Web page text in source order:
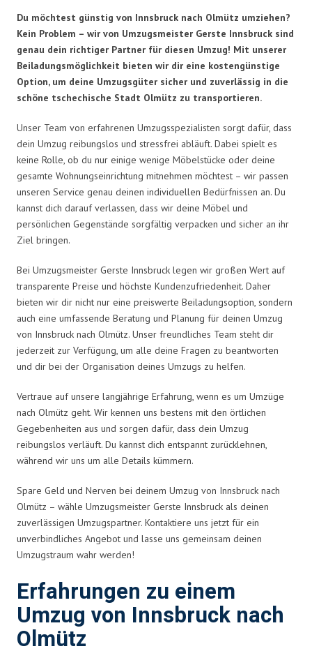
Du möchtest günstig von Innsbruck nach Olmütz umziehen?
Kein Problem – wir von Umzugsmeister Gerste Innsbruck sind
genau dein richtiger Partner für diesen Umzug! Mit unserer
Beiladungsmöglichkeit bieten wir dir eine kostengünstige
Option, um deine Umzugsgüter sicher und zuverlässig in die
schöne tschechische Stadt Olmütz zu transportieren.
Unser Team von erfahrenen Umzugsspezialisten sorgt dafür, dass
dein Umzug reibungslos und stressfrei abläuft. Dabei spielt es
keine Rolle, ob du nur einige wenige Möbelstücke oder deine
gesamte Wohnungseinrichtung mitnehmen möchtest – wir passen
unseren Service genau deinen individuellen Bedürfnissen an. Du
kannst dich darauf verlassen, dass wir deine Möbel und
persönlichen Gegenstände sorgfältig verpacken und sicher an ihr
Ziel bringen.
Bei Umzugsmeister Gerste Innsbruck legen wir großen Wert auf
transparente Preise und höchste Kundenzufriedenheit. Daher
bieten wir dir nicht nur eine preiswerte Beiladungsoption, sondern
auch eine umfassende Beratung und Planung für deinen Umzug
von Innsbruck nach Olmütz. Unser freundliches Team steht dir
jederzeit zur Verfügung, um alle deine Fragen zu beantworten
und dir bei der Organisation deines Umzugs zu helfen.
Vertraue auf unsere langjährige Erfahrung, wenn es um Umzüge
nach Olmütz geht. Wir kennen uns bestens mit den örtlichen
Gegebenheiten aus und sorgen dafür, dass dein Umzug
reibungslos verläuft. Du kannst dich entspannt zurücklehnen,
während wir uns um alle Details kümmern.
Spare Geld und Nerven bei deinem Umzug von Innsbruck nach
Olmütz – wähle Umzugsmeister Gerste Innsbruck als deinen
zuverlässigen Umzugspartner. Kontaktiere uns jetzt für ein
unverbindliches Angebot und lasse uns gemeinsam deinen
Umzugstraum wahr werden!
Erfahrungen zu einem
Umzug von Innsbruck nach
Olmütz